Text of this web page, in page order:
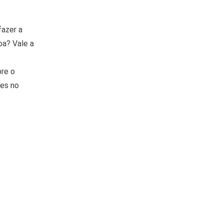
a
Vale a
o
no